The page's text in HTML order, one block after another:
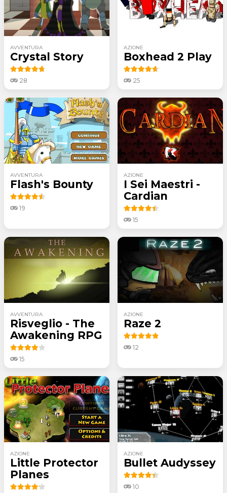
AVVENTURA
Crystal Story
28
AZIONE
Boxhead 2 Play
25
AVVENTURA
Flash's Bounty
19
AZIONE
I Sei Maestri -
Cardian
15
AVVENTURA
Risveglio - The
Awakening RPG
15
AZIONE
Raze 2
12
AZIONE
Little Protector
Planes
AZIONE
Bullet Audyssey
10